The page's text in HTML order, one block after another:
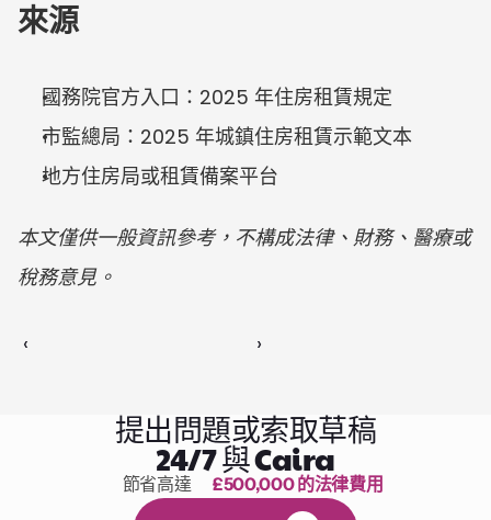
來源
國務院官方入口：2025 年住房租賃規定
市監總局：2025 年城鎮住房租賃示範文本
地方住房局或租賃備案平台
本文僅供一般資訊參考，不構成法律、財務、醫療或
稅務意見。
‹ ›
提出問題或索取草稿
24/7 與 Caira
1,000 小時的閱讀
節省高達 £500,000 的法律費用